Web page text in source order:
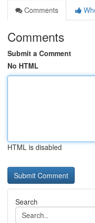
Comments
Comments
Submit a Comment
No HTML
HTML is disabled
Search